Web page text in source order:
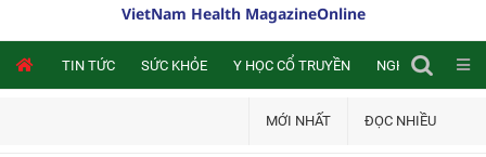
VietNam Health MagazineOnline
TIN TỨC SỨC KHỎE Y HỌC CỔ TRUYỀN NGHIÊN CỨU
MỚI NHẤT ĐỌC NHIỀU